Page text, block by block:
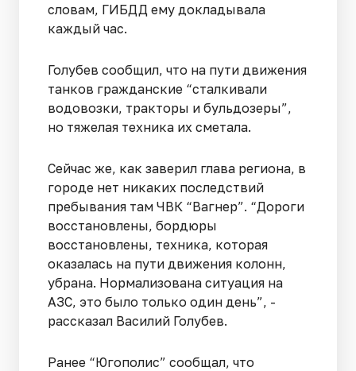
словам, ГИБДД ему докладывала
каждый час.
Голубев сообщил, что на пути движения
танков гражданские “сталкивали
водовозки, тракторы и бульдозеры”,
но тяжелая техника их сметала.
Сейчас же, как заверил глава региона, в
городе нет никаких последствий
пребывания там ЧВК “Вагнер”. “Дороги
восстановлены, бордюры
восстановлены, техника, которая
оказалась на пути движения колонн,
убрана. Нормализована ситуация на
АЗС, это было только один день”, -
рассказал Василий Голубев.
Ранее “Югополис” сообщал, что